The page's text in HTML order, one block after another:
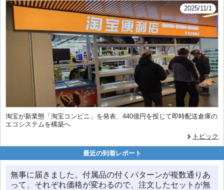
2025/11/1
淘宝が新業態「淘宝コンビニ」を発表、440億円を投じて即時配送倉庫の
エコシステムを構築へ
トピック
最近の到着レポート
無事に届きました。付属品の付くパターンが複数通りあ
って、それぞれ価格が変わるので、注文したセットが無